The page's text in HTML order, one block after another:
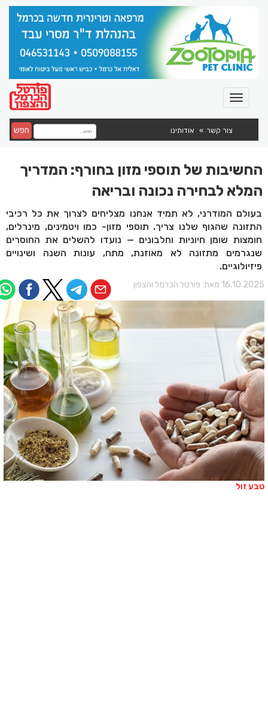
צור קשר אודותינו חפש
החשיבות של תוספי מזון בחורף: המדריך
המלא לבחירה נכונה ובריאה
בעולם המודרני, לא תמיד אנחנו מצליחים לצרוך את כל רכיבי
התזונה שהגוף שלנו צריך. תוספי מזון- כמו ויטמינים, מינרלים,
חומצות שומן חיוניות וחלבונים — נועדו להשלים את החוסרים
שנגרמים מתזונה לא מאוזנת, מתח, עונות השנה ושינויים
פיזיולוגיים.
מאת: פורטל הכרמל והצפון
זול